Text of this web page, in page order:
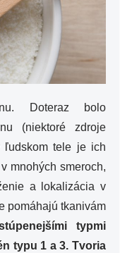
Doteraz bolo
(niektoré zdroje
tele je ich
mnohých smeroch,
a lokalizácia v
pomáhajú tkanivám
typmi
typu 1 a 3. Tvoria